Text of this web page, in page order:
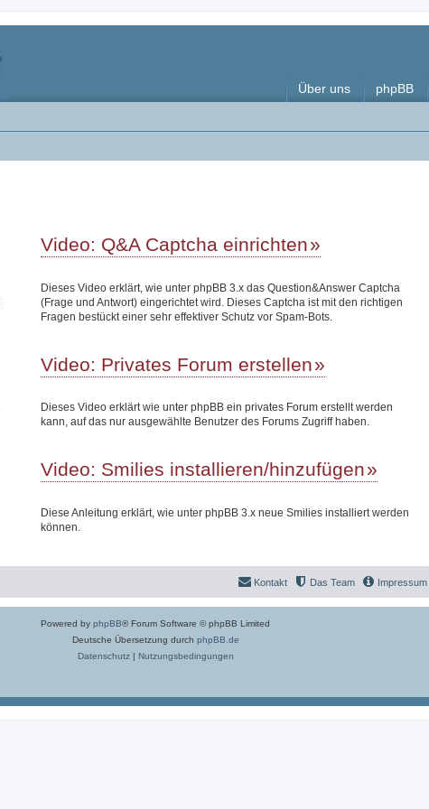
Über uns phpBB
Video: Q&A Captcha einrichten
Dieses Video erklärt, wie unter phpBB 3.x das Question&Answer Captcha
(Frage und Antwort) eingerichtet wird. Dieses Captcha ist mit den richtigen
Fragen bestückt einer sehr effektiver Schutz vor Spam-Bots.
Video: Privates Forum erstellen
Dieses Video erklärt wie unter phpBB ein privates Forum erstellt werden
kann, auf das nur ausgewählte Benutzer des Forums Zugriff haben.
Video: Smilies installieren/hinzufügen
Diese Anleitung erklärt, wie unter phpBB 3.x neue Smilies installiert werden
können.
Impressum
Das Team
Kontakt
Powered by phpBB® Forum Software © phpBB Limited
Deutsche Übersetzung durch phpBB.de
Datenschutz| Nutzungsbedingungen